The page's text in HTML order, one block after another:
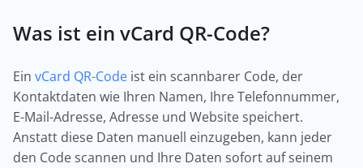
Was ist ein vCard QR-Code?
Ein vCard QR-Code ist ein scannbarer Code, der
Kontaktdaten wie Ihren Namen, Ihre Telefonnummer,
E-Mail-Adresse, Adresse und Website speichert.
Anstatt diese Daten manuell einzugeben, kann jeder
den Code scannen und Ihre Daten sofort auf seinem